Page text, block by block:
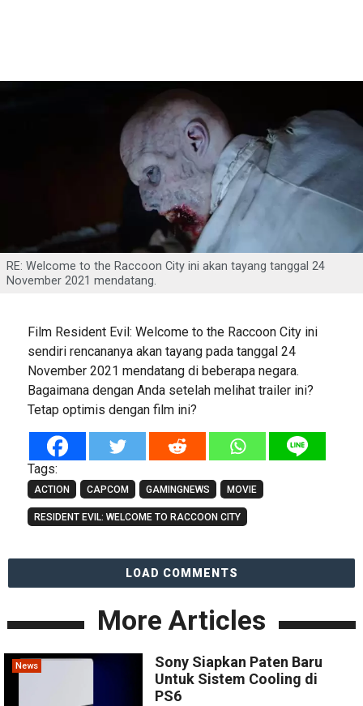
RE: Welcome to the Raccoon City ini akan tayang tanggal 24
November 2021 mendatang.
Film Resident Evil: Welcome to the Raccoon City ini
sendiri rencananya akan tayang pada tanggal 24
November 2021 mendatang di beberapa negara.
Bagaimana dengan Anda setelah melihat trailer ini?
Tetap optimis dengan film ini?
Tags:
ACTION CAPCOM GAMINGNEWS MOVIE
RESIDENT EVIL: WELCOME TO RACCOON CITY
LOAD COMMENTS
More Articles
News
Sony Siapkan Paten Baru
Untuk Sistem Cooling di
PS6